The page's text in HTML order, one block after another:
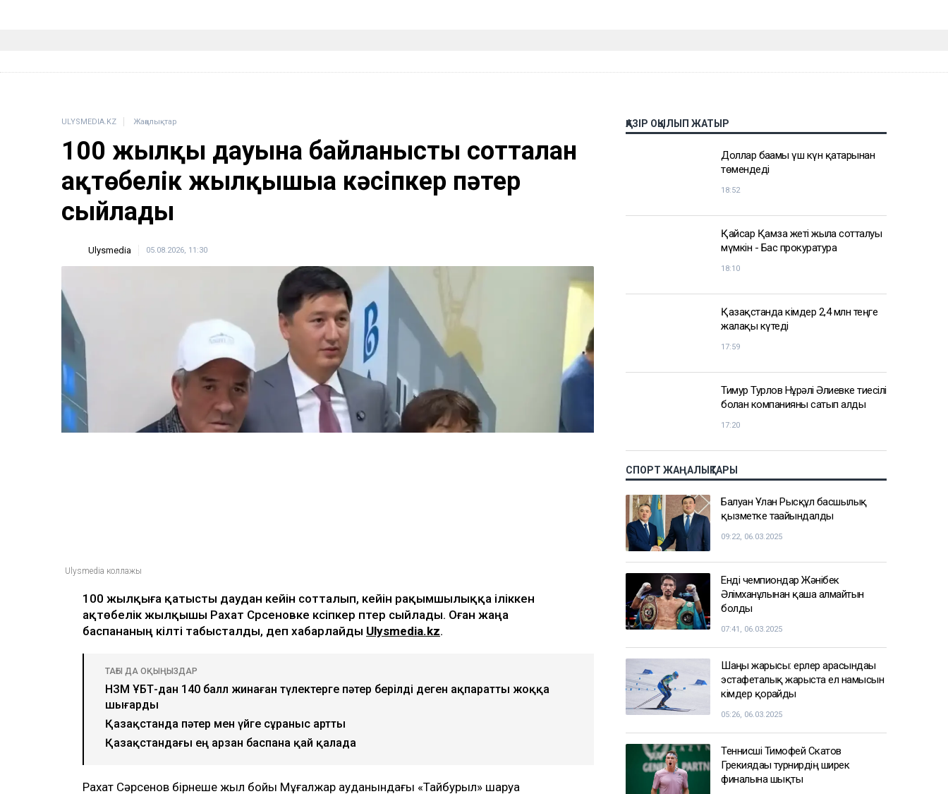
ULYSMEDIA.KZ Жаңалықтар
100 жылқы дауына байланысты сотталған
ақтөбелік жылқышыға кәсіпкер пәтер
сыйлады
Ulysmedia 05.08.2026, 11:30
Ulysmedia коллажы
100 жылқыға қатысты даудан кейін сотталып, кейін рақымшылыққа іліккен
ақтөбелік жылқышы Рахат Сәрсеновке кәсіпкер пәтер сыйлады. Оған жаңа
баспананың кілті табысталды, деп хабарлайды Ulysmedia.kz.
ТАҒЫ ДА ОҚЫҢЫЗДАР
НЗМ ҰБТ-дан 140 балл жинаған түлектерге пәтер берілді деген ақпаратты жоққа
шығарды
Қазақстанда пәтер мен үйге сұраныс артты
Қазақстандағы ең арзан баспана қай қалада
Рахат Сәрсенов бірнеше жыл бойы Мұғалжар ауданындағы «Тайбурыл» шаруа
ҚАЗІР ОҚЫЛЫП ЖАТЫР
Доллар бағамы үш күн қатарынан
төмендеді
18:52
Қайсар Қамза жеті жылға сотталуы
мүмкін - Бас прокуратура
18:10
Қазақстанда кімдер 2,4 млн теңге
жалақы күтеді
17:59
Тимур Турлов Нұрәлі Әлиевке тиесілі
болған компанияны сатып алды
17:20
СПОРТ ЖАҢАЛЫҚТАРЫ
Балуан Ұлан Рысқұл басшылық
қызметке тағайындалды
09:22, 06.03.2025
Енді чемпиондар Жәнібек
Әлімханұлынан қаша алмайтын
болды
07:41, 06.03.2025
Шаңғы жарысы: ерлер арасындағы
эстафеталық жарыста ел намысын
кімдер қорғайды
05:26, 06.03.2025
Теннисші Тимофей Скатов
Грекиядағы турнирдің ширек
финалына шықты